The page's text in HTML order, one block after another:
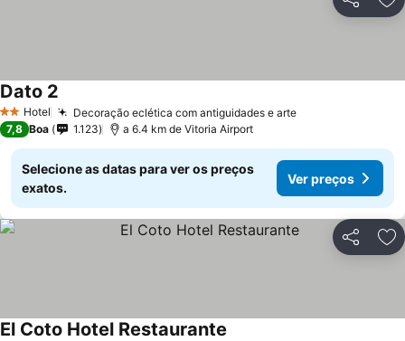
Partilhar
2 Estrelas
Hotel Decoração eclética com antiguidades e arteVer preços
Dato 2
7,8 Boa 1.123 a 6.4 km de Vitoria Airport
Selecione as datas para ver os preços
exatos.
Ver preços
Partilhar
El Coto Hotel Restaurante